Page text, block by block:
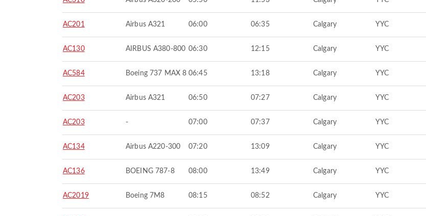
AC201 Airbus A321 06:00 06:35 Calgary YYC
AC130 AIRBUS A380-800 06:30 12:15 Calgary YYC
AC584 Boeing 737 MAX 8 06:45 13:18 Calgary YYC
AC203 Airbus A321 06:50 07:27 Calgary YYC
AC203 - 07:00 07:37 Calgary YYC
AC134 Airbus A220-300 07:20 13:09 Calgary YYC
AC136 BOEING 787-8 08:00 13:49 Calgary YYC
AC2019 Boeing 7M8 08:15 08:52 Calgary YYC